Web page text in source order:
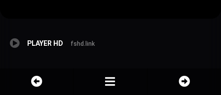
PLAYER HD fshd.link